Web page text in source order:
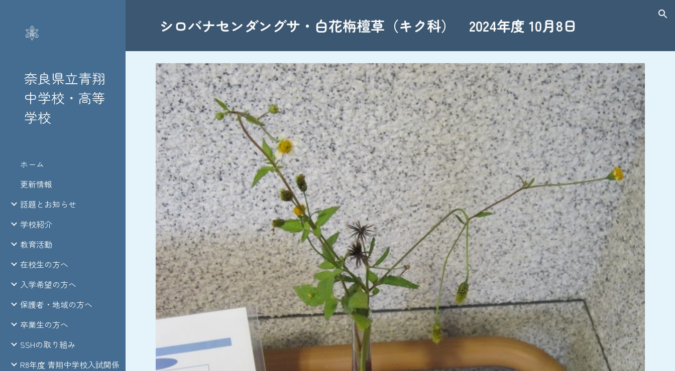
Skip to main content Skip to navigation
奈良県立青翔
中学校・高等
学校
ホーム
更新情報
話題とお知らせ
学校紹介
教育活動
在校生の方へ
入学希望の方へ
保護者・地域の方へ
卒業生の方へ
SSHの取り組み
R8年度 青翔中学校入試関係
シロバナセンダングサ・白花栴檀草（キク科） 2024年度 10月8日